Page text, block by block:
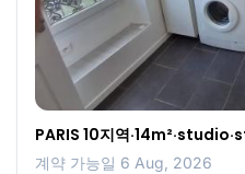
PARIS 10지역
계약 가능일 6 Aug, 2026